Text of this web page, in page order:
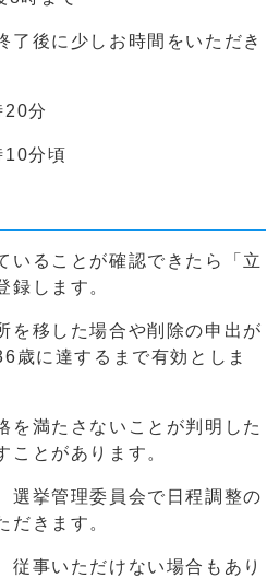
後に少しお時間をいただき
分
分頃
いることが確認できたら「立
録します。
を移した場合や削除の申出が
歳に達するまで有効としま
を満たさないことが判明した
ことがあります。
選挙管理委員会で日程調整の
だきます。
従事いただけない場合もあり